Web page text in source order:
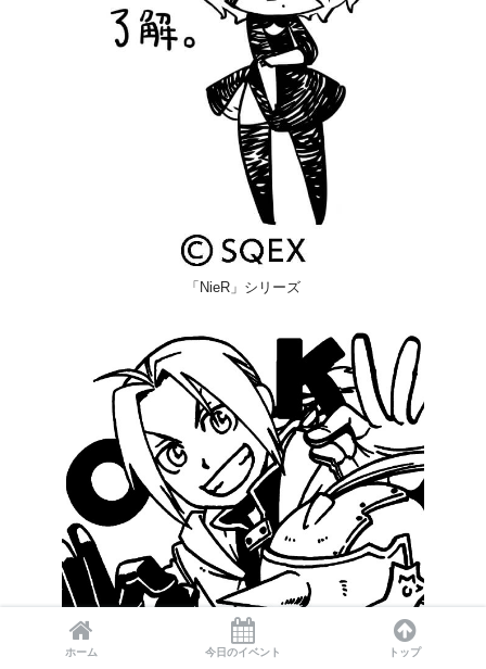
「NieR」シリーズ
ホーム 今日のイベント トップ